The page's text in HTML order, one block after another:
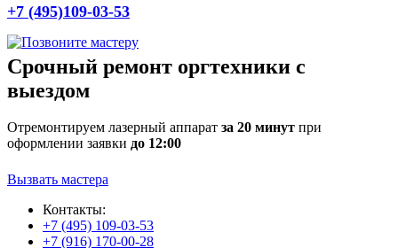
+7 (495)109-03-53
Срочный ремонт оргтехники с
выездом
Отремонтируем лазерный аппарат за 20 минут при
оформлении заявки до 12:00
Вызвать мастера
Контакты:
+7 (495) 109-03-53
+7 (916) 170-00-28